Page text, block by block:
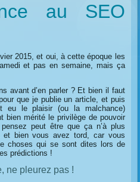
au SEO
2015, et oui, à cette époque les
et pas en semaine, mais ça
avant d’en parler ? Et bien il faut
que je publie un article, et puis
eu le plaisir (ou la malchance)
bien mérité le privilège de pouvoir
peut être que ça n’à plus
et bien vous avez tord, car vous
choses qui se sont dites lors de
prédictions !
ne pleurez pas !